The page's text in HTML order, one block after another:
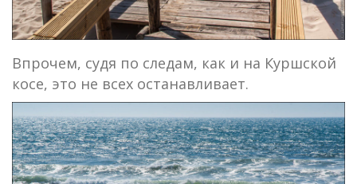
Впрочем, судя по следам, как и на Куршской
косе, это не всех останавливает.